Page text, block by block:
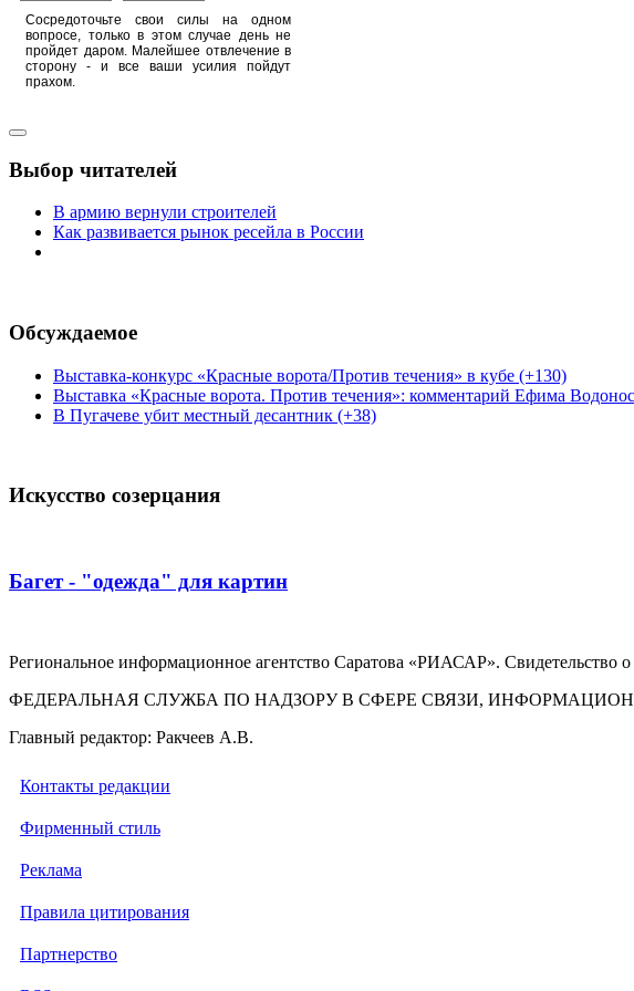
Сосредоточьте свои силы на одном
вопросе, только в этом случае день не
пройдет даром. Малейшее отвлечение в
сторону - и все ваши усилия пойдут
прахом.
Выбор читателей
В армию вернули строителей
Как развивается рынок ресейла в России
Обсуждаемое
Выставка-конкурс «Красные ворота/Против течения» в кубе (+130)
Выставка «Красные ворота. Против течения»: комментарий Ефима
В Пугачеве убит местный десантник (+38)
Искусство созерцания
Багет - "одежда" для картин
Региональное информационное агентство Саратова «РИАСАР».
ФЕДЕРАЛЬНАЯ СЛУЖБА ПО НАДЗОРУ В СФЕРЕ СВЯЗИ,
Главный редактор: Ракчеев А.В.
Контакты редакции
Фирменный стиль
Реклама
Правила цитирования
Партнерство